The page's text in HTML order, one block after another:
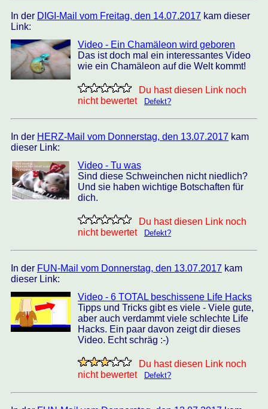
In der DIGI-Mail vom Freitag, den 14.07.2017 kam dieser
Link:
Video - Ein Chamäleon wird geboren
Das ist doch mal ein interessantes Video
wie ein Chamäleon auf die Welt kommt!
Du hast diesen Link noch
nicht bewertet
Defekt?
In der HERZ-Mail vom Donnerstag, den 13.07.2017 kam
dieser Link:
Video - Tu was
Sind diese Schweinchen nicht niedlich?
Und sie haben wichtige Botschaften für
dich.
Du hast diesen Link noch
nicht bewertet
Defekt?
In der FUN-Mail vom Donnerstag, den 13.07.2017 kam
dieser Link:
Video - 6 TOTAL beschissene Life Hacks
Tipps und Tricks gibt es viele - Viele gute,
aber auch verdammt viele schlechte Life
Hacks. Ein paar davon zeigt dir dieses
Video. Echt schräg :-)
Du hast diesen Link noch
nicht bewertet
Defekt?